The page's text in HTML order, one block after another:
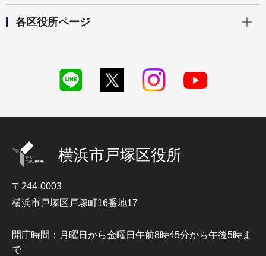
各区役所ページ
横浜市戸塚区役所
〒244-0003
横浜市戸塚区戸塚町16番地17
開庁時間：月曜日から金曜日午前8時45分から午後5時ま
で